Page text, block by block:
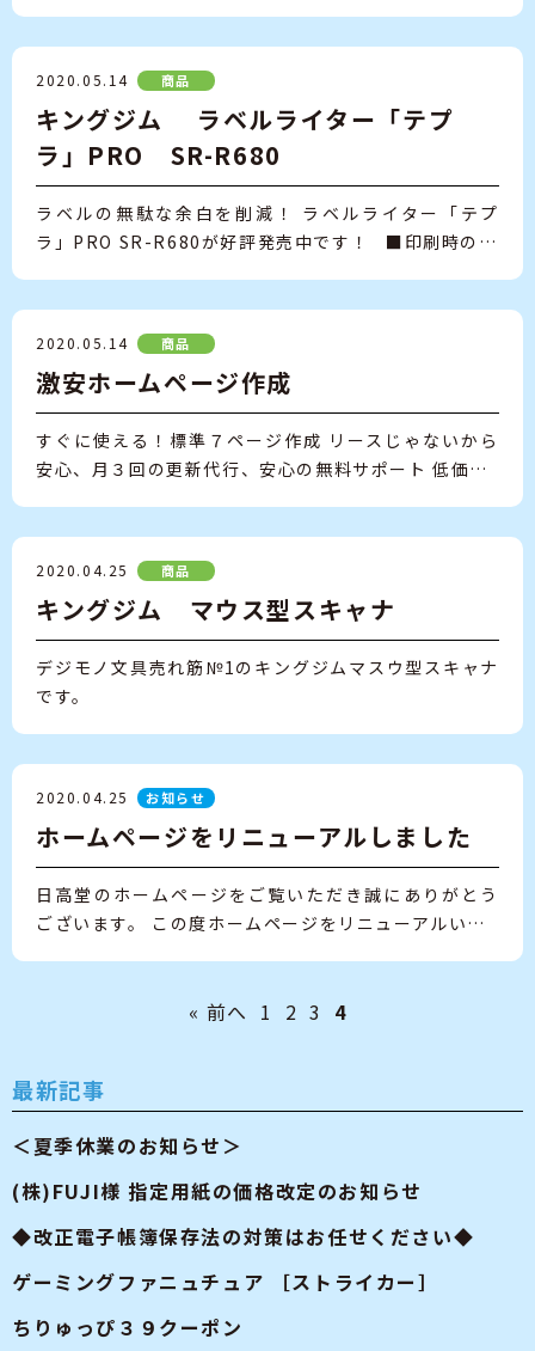
最新記事
＜夏季休業のお知らせ＞
(株)FUJI様 指定用紙の価格改定のお知らせ
◆改正電子帳簿保存法の対策はお任せください◆
ゲーミングファニュチュア ［ストライカー］
ちりゅっぴ３９クーポン
2020.05.14 商品
キングジム ラベルライター「テプ
ラ」PRO SR-R680
ラベルの無駄な余白を削減！ ラベルライター「テプ
ラ」PRO SR-R680が好評発売中です！ ■印刷時の…
2020.05.14 商品
激安ホームページ作成
すぐに使える！標準７ページ作成 リースじゃないから
安心、月３回の更新代行、安心の無料サポート 低価…
2020.04.25 商品
キングジム マウス型スキャナ
デジモノ文具売れ筋№1のキングジムマスウ型スキャナ
です。
2020.04.25 お知らせ
ホームページをリニューアルしました
日高堂のホームページをご覧いただき誠にありがとう
ございます。 この度ホームページをリニューアルい…
« 前へ 1 2 3 4